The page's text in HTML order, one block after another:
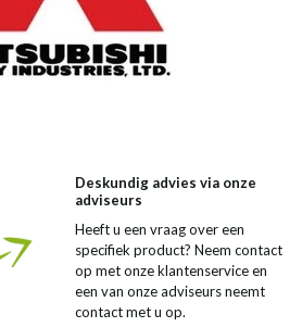
Deskundig advies via onze
adviseurs
Heeft u een vraag over een
specifiek product? Neem contact
op met onze klantenservice en
een van onze adviseurs neemt
contact met u op.